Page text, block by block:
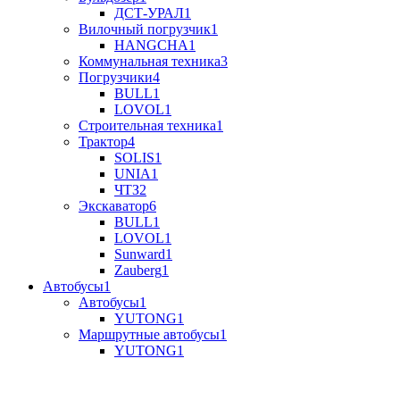
ДСТ-УРАЛ1
Вилочный погрузчик1
HANGCHA1
Коммунальная техника3
Погрузчики4
BULL1
LOVOL1
Строительная техника1
Трактор4
SOLIS1
UNIA1
ЧТЗ2
Экскаватор6
BULL1
LOVOL1
Sunward1
Zauberg1
Автобусы1
Автобусы1
YUTONG1
Маршрутные автобусы1
YUTONG1